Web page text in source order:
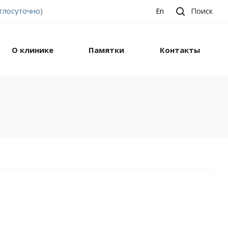
En Поиск
О клинике Памятки Контакты